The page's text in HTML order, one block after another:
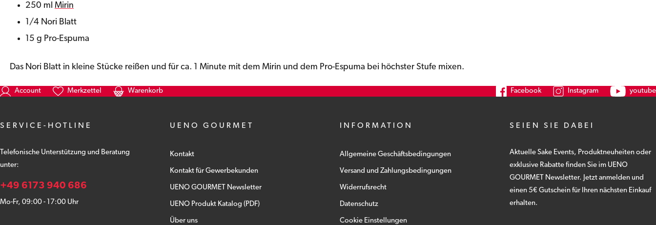
250 ml Mirin
1/4 Nori Blatt
15 g Pro-Espuma
Das Nori Blatt in kleine Stücke reißen und für ca. 1 Minute mit dem Mirin und dem Pro-Espuma bei höchster Stufe mixen.
Account Merkzettel Warenkorb Facebook Instagram youtube
SERVICE-HOTLINE
Telefonische Unterstützung und Beratung
unter:
+49 6173 940 686
Mo-Fr, 09:00 - 17:00 Uhr
UENO GOURMET
Kontakt
Kontakt für Gewerbekunden
UENO GOURMET Newsletter
UENO Produkt Katalog (PDF)
Über uns
INFORMATION
Allgemeine Geschäftsbedingungen
Versand und Zahlungsbedingungen
Widerrufsrecht
Datenschutz
Cookie Einstellungen
SEIEN SIE DABEI
Aktuelle Sake Events, Produktneuheiten oder
exklusive Rabatte finden Sie im UENO
GOURMET Newsletter. Jetzt anmelden und
einen 5€ Gutschein für Ihren nächsten Einkauf
erhalten.